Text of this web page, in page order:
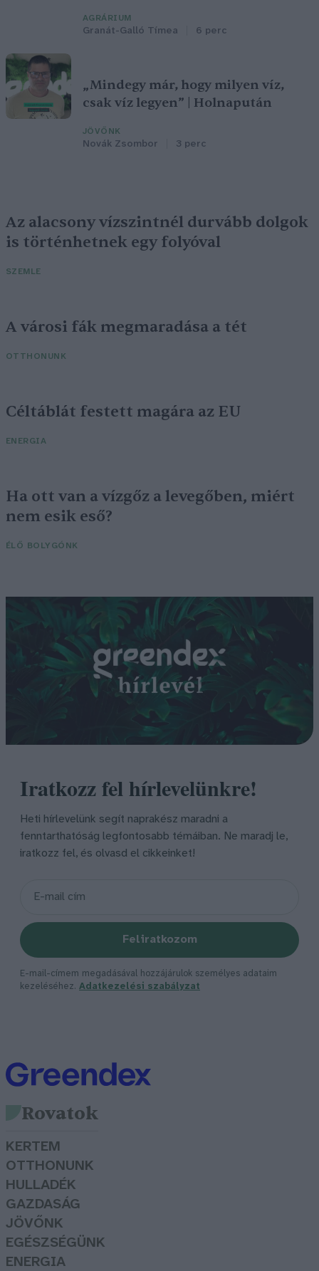
AGRÁRIUM
Granát-Galló Tímea 6 perc
„Mindegy már, hogy milyen víz,
csak víz legyen” | Holnapután
JÖVŐNK
Novák Zsombor 3 perc
Az alacsony vízszintnél durvább dolgok
is történhetnek egy folyóval
SZEMLE
A városi fák megmaradása a tét
OTTHONUNK
Céltáblát festett magára az EU
ENERGIA
Ha ott van a vízgőz a levegőben, miért
nem esik eső?
ÉLŐ BOLYGÓNK
Iratkozz fel hírlevelünkre!
Heti hírlevelünk segít naprakész maradni a
fenntarthatóság legfontosabb témáiban. Ne maradj le,
iratkozz fel, és olvasd el cikkeinket!
Feliratkozom
E-mail-címem megadásával hozzájárulok személyes adataim
kezeléséhez. Adatkezelési szabályzat
Rovatok
KERTEM
OTTHONUNK
HULLADÉK
GAZDASÁG
JÖVŐNK
EGÉSZSÉGÜNK
ENERGIA